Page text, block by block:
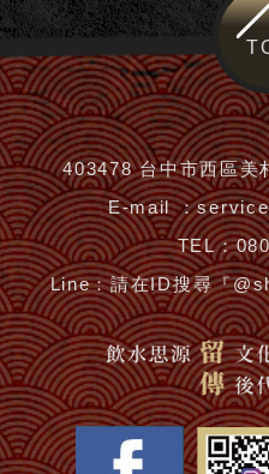
403478 台中市西區美
E-mail ：
TEL：
Line：請在ID搜尋『